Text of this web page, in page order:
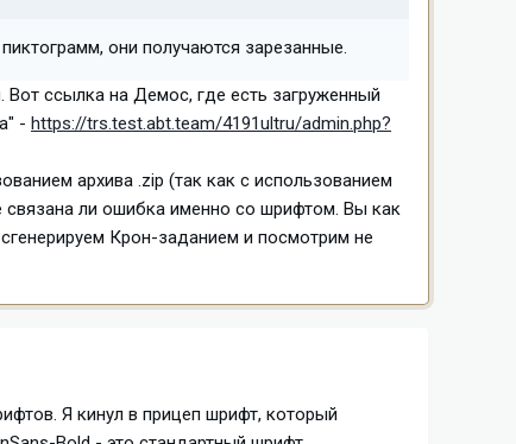
они получаются зарезанные.
ссылка на Демос, где есть загруженный
- https://trs.test.abt.team/4191ultru/admin.php?
архива .zip (так как с использованием
ли ошибка именно со шрифтом. Вы как
Крон-заданием и посмотрим не
Я кинул в прицеп шрифт, который